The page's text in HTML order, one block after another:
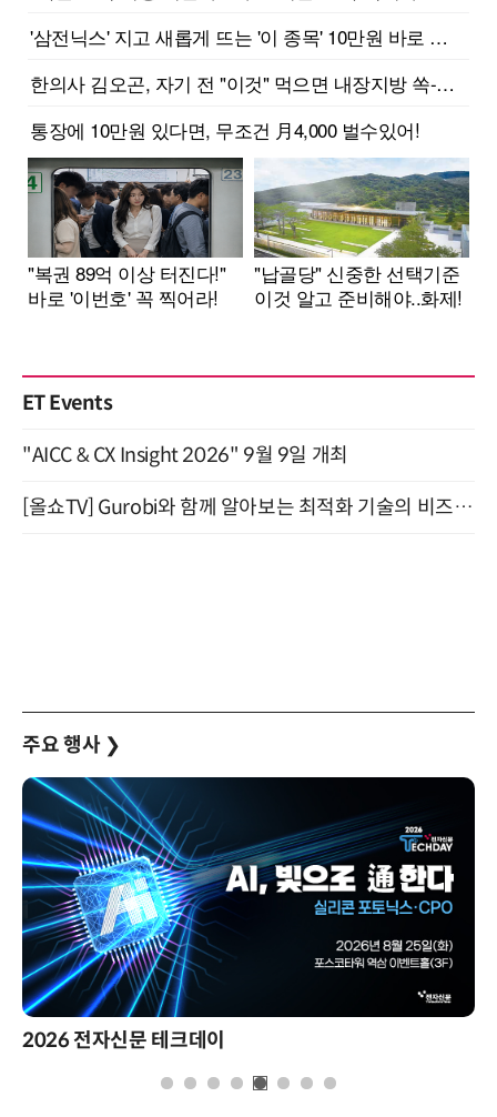
ET Events
"AICC & CX Insight 2026" 9월 9일 개최
[올쇼TV] Gurobi와 함께 알아보는 최적화 기술의 비즈니스 활용 (8월 20일 생방송)
주요 행사 ❯
2026 전자신문 테크데이